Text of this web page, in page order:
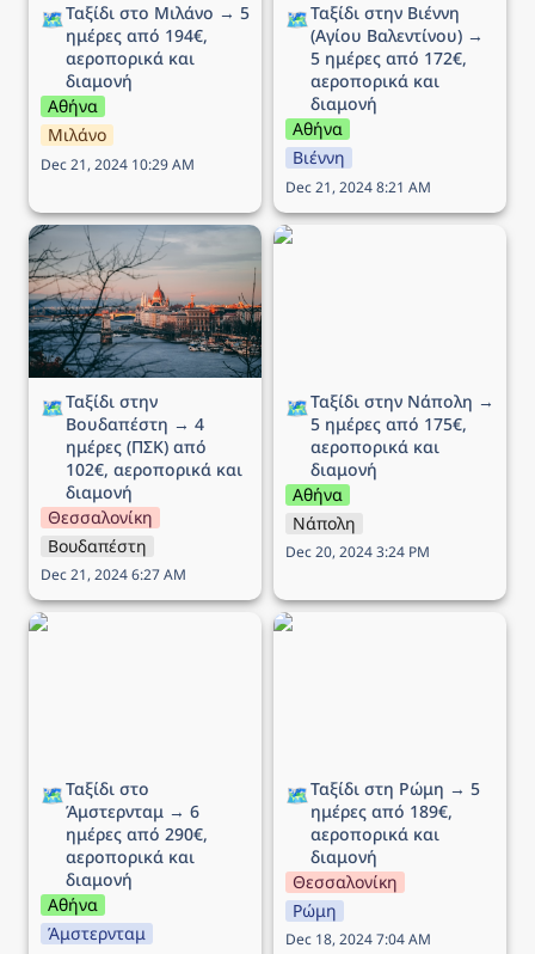
🗺️Ταξίδι στο Μιλάνο → 5
ημέρες από 194€,
αεροπορικά και
διαμονή
Αθήνα
Μιλάνο
Dec 21, 2024 10:29 AM
🗺️Ταξίδι στην Βιέννη
(Αγίου Βαλεντίνου) →
5 ημέρες από 172€,
αεροπορικά και
διαμονή
Αθήνα
Βιέννη
Dec 21, 2024 8:21 AM
Ταξίδι στην Βουδαπέστη
→ 4 ημέρες (ΠΣΚ) από
102€, αεροπορικά και
διαμονή
🗺️Ταξίδι στην
Βουδαπέστη → 4
ημέρες (ΠΣΚ) από
102€, αεροπορικά και
διαμονή
Θεσσαλονίκη
Βουδαπέστη
Dec 21, 2024 6:27 AM
Ταξίδι στην Νάπολη → 5
🗺️Ταξίδι στην Νάπολη →
5 ημέρες από 175€,
αεροπορικά και
διαμονή
Αθήνα
Νάπολη
Dec 20, 2024 3:24 PM
Ταξίδι στο Άμστερνταμ →
🗺️Ταξίδι στο
Άμστερνταμ → 6
ημέρες από 290€,
αεροπορικά και
διαμονή
Αθήνα
Άμστερνταμ
Ταξίδι στη Ρώμη → 5
🗺️Ταξίδι στη Ρώμη → 5
ημέρες από 189€,
αεροπορικά και
διαμονή
Θεσσαλονίκη
Ρώμη
Dec 18, 2024 7:04 AM